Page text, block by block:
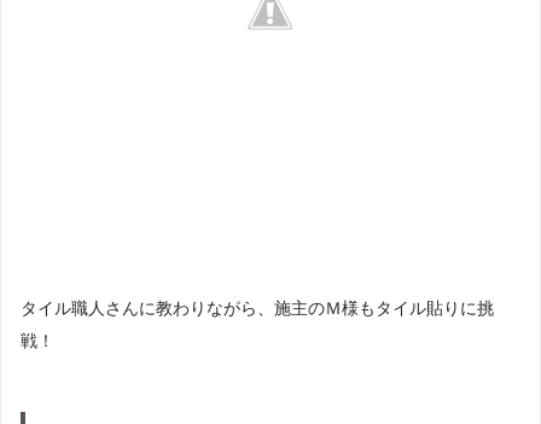
タイル職人さんに教わりながら、施主のＭ様もタイル貼りに挑
戦！